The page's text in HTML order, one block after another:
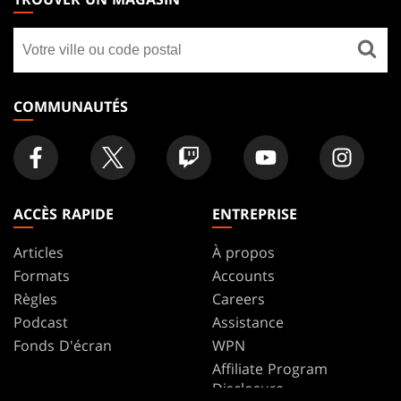
GATHERING
FOOTER
un
magasin
COMMUNAUTÉS
ACCÈS RAPIDE
Articles
Formats
Règles
Podcast
Fonds D'écran
ENTREPRISE
À propos
Accounts
Careers
Assistance
WPN
Affiliate Program
Disclosure